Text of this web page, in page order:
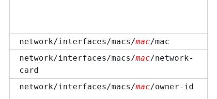
network/interfaces/macs/mac/mac
network/interfaces/macs/mac/network-
card
network/interfaces/macs/mac/owner-id